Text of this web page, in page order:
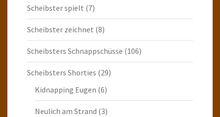
Scheibster spielt (7)
Scheibster zeichnet (8)
Scheibsters Schnappschüsse (106)
Scheibsters Shorties (29)
Kidnapping Eugen (6)
Neulich am Strand (3)